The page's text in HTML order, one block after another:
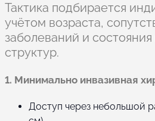
Тактика подбирается
учётом возраста,
заболеваний и
структур.
1. Минимально инвазивная
Доступ через небольшой